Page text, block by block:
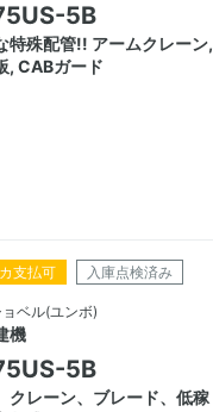
5B
特殊配管!! アームクレーン,
, CABガード
支払可 入庫点検済み
ベル(ユンボ)
機
5B
クレーン、ブレード、低稼